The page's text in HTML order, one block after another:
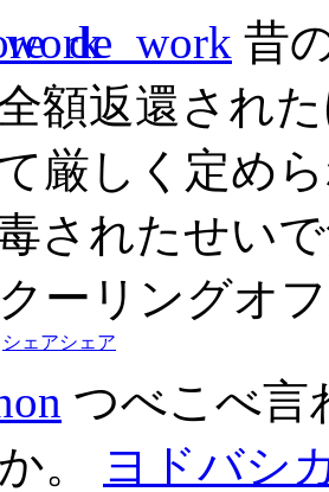
昔
額返還され
厳しく定め
されたせい
ーリングオ
シェアシェア
つべこべ言
。
ヨドバシ